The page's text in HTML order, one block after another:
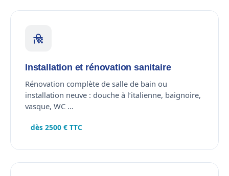
Installation et rénovation sanitaire
Rénovation complète de salle de bain ou
installation neuve : douche à l’italienne, baignoire,
vasque, WC …
dès 2500 € TTC